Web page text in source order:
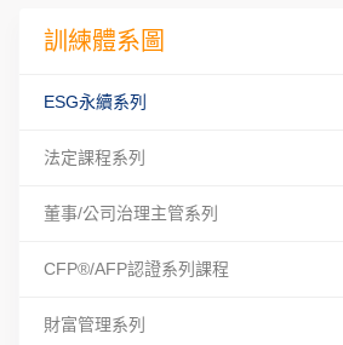
訓練體系圖
ESG永續系列
法定課程系列
董事/公司治理主管系列
CFP®/AFP認證系列課程
財富管理系列